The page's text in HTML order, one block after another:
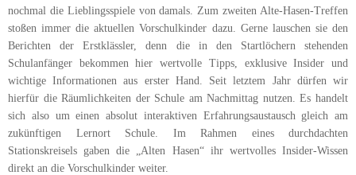
nochmal die Lieblingsspiele von damals. Zum zweiten Alte-Hasen-Treffen
stoßen immer die aktuellen Vorschulkinder dazu. Gerne lauschen sie den
Berichten der Erstklässler, denn die in den Startlöchern stehenden
Schulanfänger bekommen hier wertvolle Tipps, exklusive Insider und
wichtige Informationen aus erster Hand. Seit letztem Jahr dürfen wir
hierfür die Räumlichkeiten der Schule am Nachmittag nutzen. Es handelt
sich also um einen absolut interaktiven Erfahrungsaustausch gleich am
zukünftigen Lernort Schule. Im Rahmen eines durchdachten
Stationskreisels gaben die „Alten Hasen“ ihr wertvolles Insider-Wissen
direkt an die Vorschulkinder weiter.